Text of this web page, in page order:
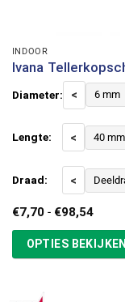
INDOOR
Ivana
Diameter: < 6 mm
Lengte: < 40 mm
Draad: <
€7,70 - €98,54
tot
€98,54
OPTIES BEKIJKEN